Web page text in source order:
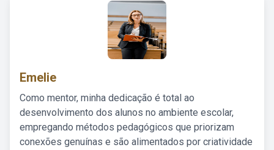
Emelie
Como mentor, minha dedicação é total ao
desenvolvimento dos alunos no ambiente escolar,
empregando métodos pedagógicos que priorizam
conexões genuínas e são alimentados por criatividade